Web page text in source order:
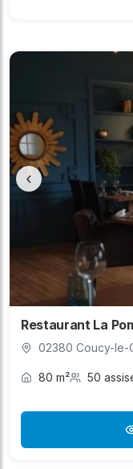
‹
Restaurant La
02380 Coucy-le-
80 m² 50